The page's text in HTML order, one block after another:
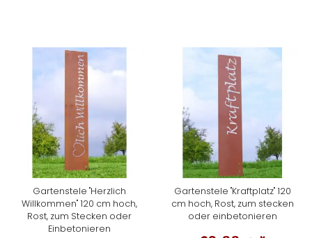
Gartenstele "Herzlich
Willkommen" 120 cm hoch,
Rost, zum Stecken oder
Einbetonieren
Gartenstele "Kraftplatz" 120
cm hoch, Rost, zum stecken
oder einbetonieren